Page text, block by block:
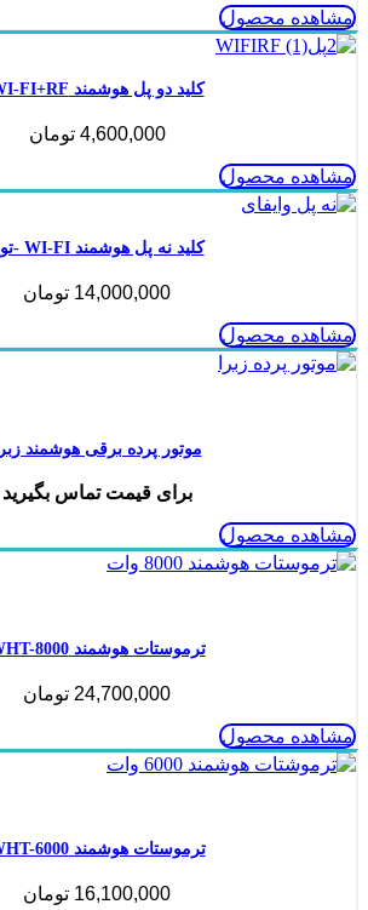
مشاهده محصول
کلید دو پل هوشمند WI-FI+RF
4,600,000 تومان
مشاهده محصول
کلید نه پل هوشمند WI-FI -تویا
14,000,000 تومان
مشاهده محصول
موتور پرده برقی هوشمند زبرا
برای قیمت تماس بگیرید
مشاهده محصول
ترموستات هوشمند WHT-8000
24,700,000 تومان
مشاهده محصول
ترموستات هوشمند WHT-6000
16,100,000 تومان